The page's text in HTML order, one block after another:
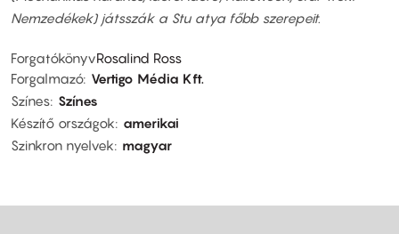
Nemzedékek) játsszák a Stu atya főbb szerepeit.
ForgatókönyvRosalind Ross
Forgalmazó Vertigo Média Kft.
Színes Színes
Készítő országok
amerikai
Szinkron nyelvek
magyar